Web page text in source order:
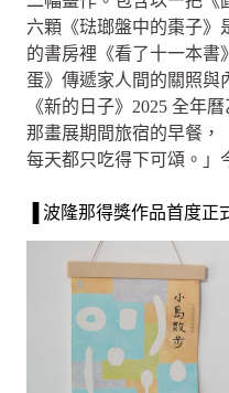
六顆《琺瑯盤中的棗子》
的書房裡《看了十一本書
蛋》傳遞家人間的關照與
《新的日子》2025 全年
那畫展期間旅宿的早餐，
每天都只吃得下可頌。」
▐ 波隆那得獎作品首度